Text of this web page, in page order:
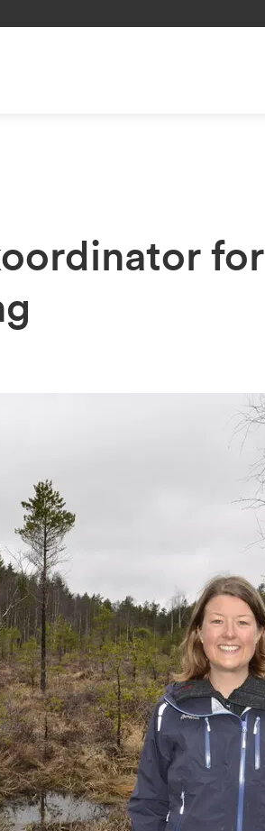
for